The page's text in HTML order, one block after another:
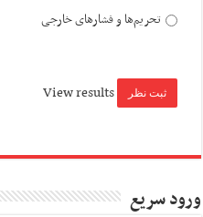
تحریم‌ها و فشارهای خارجی
View results
ورود سریع